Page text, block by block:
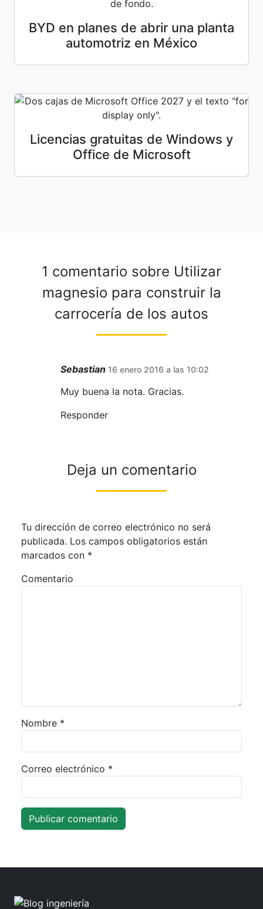
BYD en planes de abrir una planta
automotriz en México
Licencias gratuitas de Windows y
Office de Microsoft
1 comentario sobre Utilizar
magnesio para construir la
carrocería de los autos
Sebastian 16 enero 2016 a las 10:02
Muy buena la nota. Gracias.
Responder
Deja un comentario
Tu dirección de correo electrónico no será
publicada. Los campos obligatorios están
marcados con *
Comentario
Nombre *
Correo electrónico *